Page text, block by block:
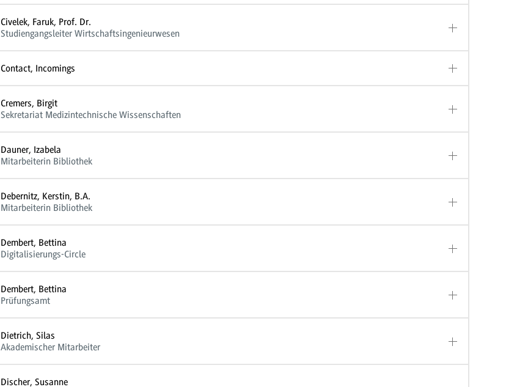
Civelek, Faruk, Prof. Dr.
Studiengangsleiter Wirtschaftsingenieurwesen
Contact, Incomings
Cremers, Birgit
Sekretariat Medizintechnische Wissenschaften
Dauner, Izabela
Mitarbeiterin Bibliothek
Debernitz, Kerstin, B.A.
Mitarbeiterin Bibliothek
Dembert, Bettina
Digitalisierungs-Circle
Dembert, Bettina
Prüfungsamt
Dietrich, Silas
Akademischer Mitarbeiter
Discher, Susanne